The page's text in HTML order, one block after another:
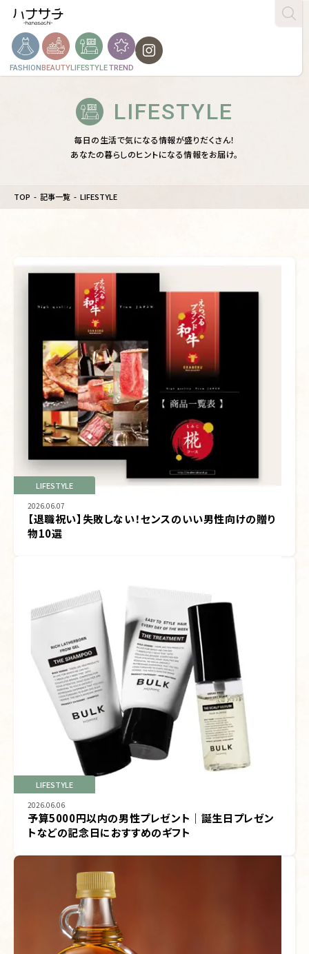
FASHIONBEAUTYLIFESTYLETREND
LIFESTYLE
毎日の生活で気になる情報が盛りだくさん！
あなたの暮らしのヒントになる情報をお届け。
TOP 記事一覧 LIFESTYLE
LIFESTYLE
2026.06.07
【退職祝い】失敗しない！センスのいい男性向けの贈り
物10選
LIFESTYLE
2026.06.06
予算5000円以内の男性プレゼント｜誕生日プレゼン
トなどの記念日におすすめのギフト